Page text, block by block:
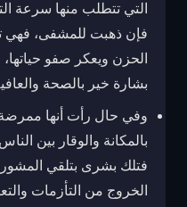
التي تتطلب منها سرعة
فإن ذهبت للمشفى، فهي
الحزن ويعكر صفو
بشارة خير بالصحة
وفي حال رأت أنها
بالمكانة والوقار بين
فتلك بشرى بتلقي
الخروج من التأزمات